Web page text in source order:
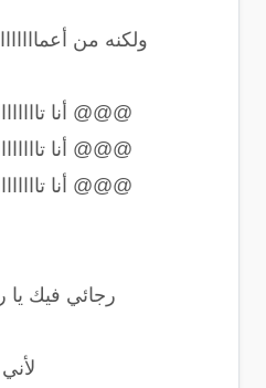
ولكنه من
@@@ أنا
@@@ أنا
@@@ أنا
رجائي فيك
لأني